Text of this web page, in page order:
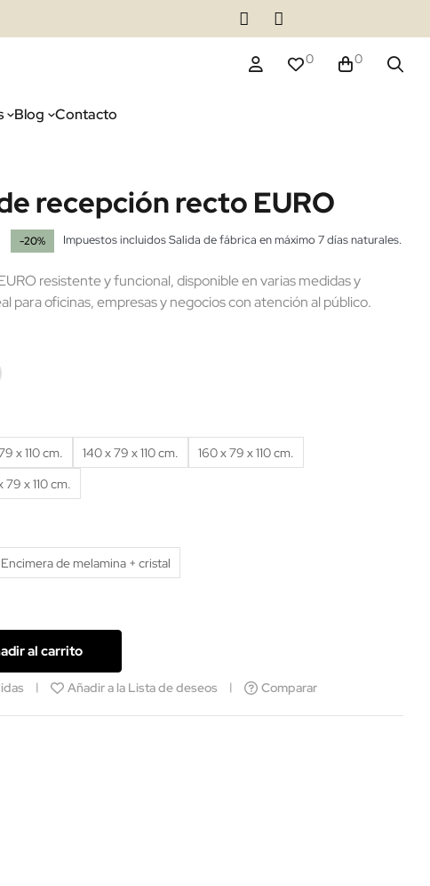
0 0
Blog Contacto
recepción recto EURO
-20% Impuestos incluidosSalida de fábrica en máximo 7 días naturales.
resistente y funcional, disponible en varias medidas y
para oficinas, empresas y negocios con atención al público.
x 110 cm. 140 x 79 x 110 cm.
160 x 79 x 110 cm.
x 110 cm.
Encimera de melamina + cristal
al carrito
Añadir a la Lista de deseos Comparar